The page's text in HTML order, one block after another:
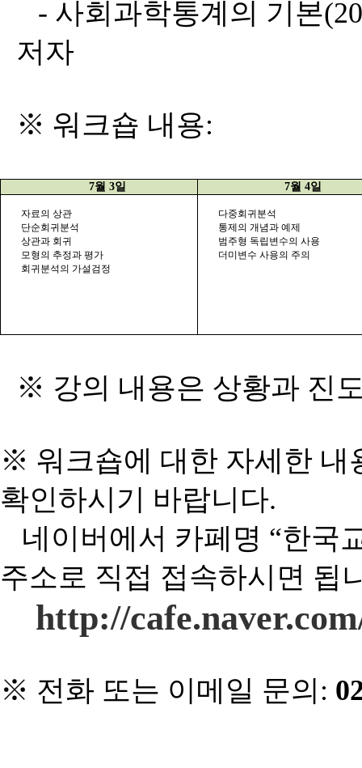
- 사회과학통계의 기본
저자
※ 워크숍 내용:
7월 3일 7월 4일
자료의 상관
단순회귀분석
상관과 회귀
모형의 추정과 평가
회귀분석의 가설검정
다중회귀분석
통제의 개념과 예제
범주형 독립변수의 사용
더미변수 사용의 주의
※ 강의 내용은 상황과 진
※ 워크숍에 대한 자세한 내
확인하시기 바랍니다.
네이버에서 카페명 “한국
주소로 직접 접속하시면 됩
http://
※ 전화 또는 이메일 문의 :